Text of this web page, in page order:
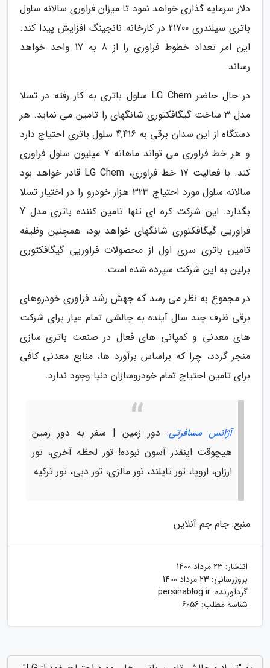
دلار سرمایه گذاری خواهد نمود تا میزان فراوری سالانه سلول
باتری سیلندری 21700 در کارخانه نانجینگ افزایش پیدا کند.
این امر تعداد خطوط فراوری را از 8 به 17 واحد خواهد
رساند.
در حال حاضر LG Chem سلول باتری به کار رفته در تسلا
مدل 3 ساخت گیگافکتوری شانگهای را تامین می نماید. هر
دستگاه از این سدان برقی به 4,416 سلول باتری احتیاج دارد
و هر خط فراوری می تواند ماهانه 7 میلیون سلول فراوری
کند. با فعالیت 17 خط فراوری، LG Chem قادر خواهد بود
سالانه سلول مورد احتیاج 323 هزار خودرو را در اختیار تسلا
بگذارد. این شرکت کره ای تنها تامین کننده باتری مدل Y
فراوریی گیگافکتوری شانگهای خواهد بود، همچنین وظیفه
تامین باتری سری اول از محصولات فراوریی گیگافکتوری
برلین به این شرکت سپرده شده است.
در مجموع به نظر می رسد که جهش رشد فراوری خودروهای
برقی ظرف چند سال آینده به چالشی تمام عیار برای شرکت
های معدنی و کمپانی های فعال در صنعت باتری سازی
منجر گردد، چرا که براساس برآورد ها، منابع معدنی کافی
برای تامین احتیاج تمام خودروسازان دنیا وجود ندارد.
آژانس مسافرتی: دور زمین | سفر به دور زمین
هیچوقت اینقدر آسون نبوده! تور لحظه آخری، تور
ارزان، اروپا، تور تایلند، تور مالزی، تور دبی، تور ترکیه
منبع: جام جم آنلاین
انتشار: 23 مرداد 1400
بروزرسانی: 23 مرداد 1400
گردآورنده: persinablog.ir
شناسه مطلب: 6056